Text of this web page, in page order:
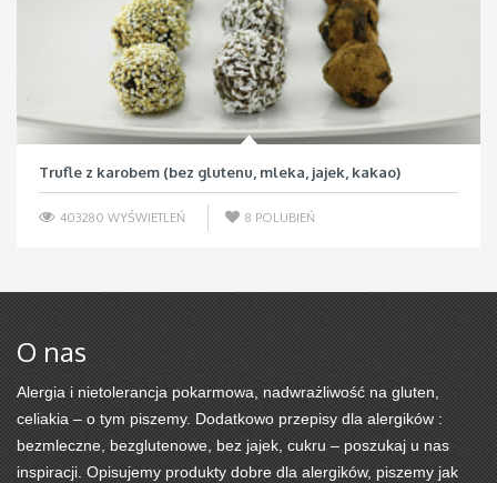
Trufle z karobem (bez glutenu, mleka, jajek, kakao)
403280 WYŚWIETLEŃ 8 POLUBIEŃ
O nas
Alergia i nietolerancja pokarmowa, nadwrażliwość na gluten,
celiakia – o tym piszemy. Dodatkowo przepisy dla alergików :
bezmleczne, bezglutenowe, bez jajek, cukru – poszukaj u nas
inspiracji. Opisujemy produkty dobre dla alergików, piszemy jak